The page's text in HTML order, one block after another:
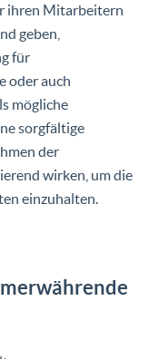
ihren Mitarbeitern
geben,
für
oder auch
mögliche
sorgfältige
der
wirken, um die
einzuhalten.